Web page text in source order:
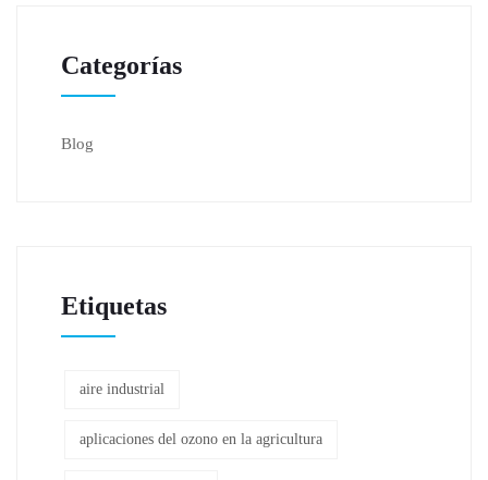
Categorías
Blog
Etiquetas
aire industrial
aplicaciones del ozono en la agricultura